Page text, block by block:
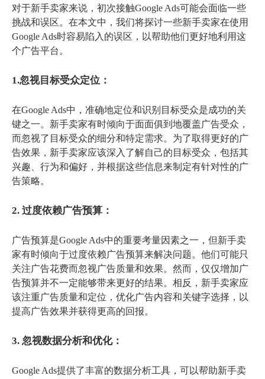
对于新手卖家来说，初次接触Google Ads可能会面临一些
挑战和误区。在本文中，我们将探讨一些新手卖家在使用
Google Ads时容易陷入的误区，以帮助他们更好地利用这
个广告平台。
1.忽视目标受众定位：
在Google Ads中，准确地定位和识别目标受众是成功的关
键之一。新手卖家有时倾向于面面俱到地覆盖广告受众，
而忽视了目标受众的细分和特定需求。为了取得更好的广
告效果，新手卖家应该深入了解自己的目标受众，包括其
兴趣、行为和偏好，并根据这些信息来制定有针对性的广
告策略。
2. 过度依赖广告预算：
广告预算是Google Ads中的重要考量因素之一，但新手卖
家有时倾向于过度依赖广告预算来解决问题。他们可能只
关注广告花费而忽视广告质量和效果。然而，仅仅增加广
告预算并不一定能够带来更好的结果。相反，新手卖家应
该注重广告质量和定位，优化广告内容和关键字选择，以
提高广告效果并获得更高的回报。
3. 忽视数据分析和优化：
Google Ads提供了丰富的数据分析工具，可以帮助新手卖